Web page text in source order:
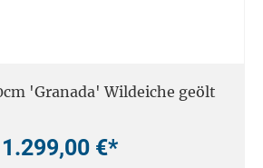
'Granada' Wildeiche geölt
1.299,00 €*